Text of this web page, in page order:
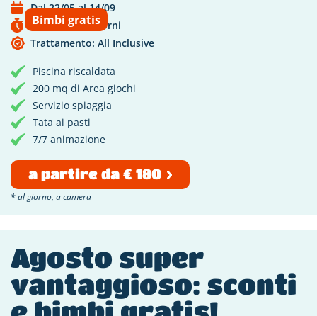
Bimbi gratis
Dal 22/05 al 14/09
Scade tra 28 giorni
Trattamento: All Inclusive
Piscina riscaldata
200 mq di Area giochi
Servizio spiaggia
Tata ai pasti
7/7 animazione
a partire da € 180
* al giorno, a camera
Agosto super
vantaggioso: sconti